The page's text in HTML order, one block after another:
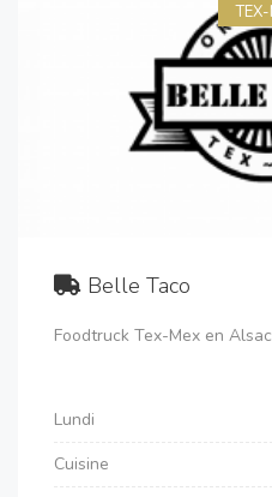
Belle Taco
Foodtruck Tex-Mex en
Lundi
Cuisine